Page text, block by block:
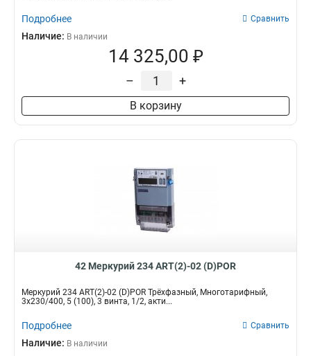
Подробнее Сравнить
Наличие: В наличии
14 325,00 ₽
– +
В корзину
42 Меркурий 234 ART(2)-02 (D)POR
Меркурий 234 ART(2)-02 (D)POR Трёхфазный, Многотарифный,
3x230/400, 5 (100), 3 винта, 1/2, акти...
Подробнее Сравнить
Наличие: В наличии